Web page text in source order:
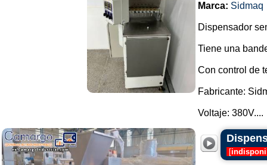
Marca: Sidmaq
Dispensador
Tiene una
Con control de
Fabricante:
Voltaje: 380V....
[